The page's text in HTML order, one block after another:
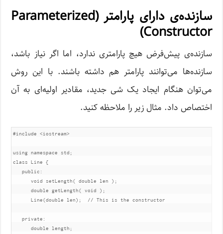
سازنده‌ی دارای پارامتر (Parameterized
Constructor)
سازنده‌ی پیش‌فرض هیچ پارامتری ندارد، اما اگر نیاز باشد،
سازنده‌ها می‌توانند پارامتر هم داشته باشند. با این روش
می‌توان هنگام ایجاد یک شی جدید، مقادیر اولیه‌ای به آن
اختصاص داد. مثال زیر را ملاحظه کنید.
#include <iostream>
using namespace std ;
class
Line
{
public :
void
setLength( double len );
double
getLength( void
);
Line(double len); // This is the constructor
private :
double
length ;